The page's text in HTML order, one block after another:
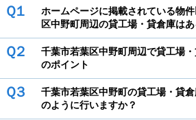
Ｑ１
ホームページに掲載されている物
区中野町周辺の貸工場・貸倉庫はあ
Ｑ２
千葉市若葉区中野町周辺で貸工場
のポイント
Ｑ３
千葉市若葉区中野町の貸工場・貸
のように行いますか？